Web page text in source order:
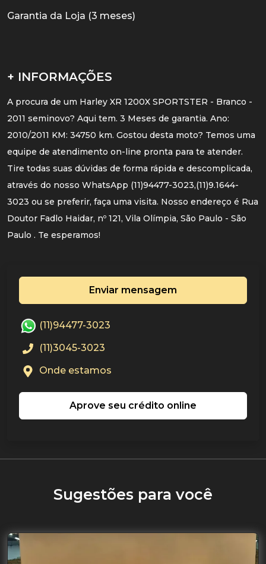
Garantia da Loja (3 meses)
+ INFORMAÇÕES
A procura de um Harley XR 1200X SPORTSTER - Branco -
2011 seminovo? Aqui tem. 3 Meses de garantia. Ano:
2010/2011 KM: 34750 km. Gostou desta moto? Temos uma
equipe de atendimento on-line pronta para te atender.
Tire todas suas dúvidas de forma rápida e descomplicada,
através do nosso WhatsApp (11)94477-3023,(11)9.1644-
3023 ou se preferir, faça uma visita. Nosso endereço é Rua
Doutor Fadlo Haidar, nº 121, Vila Olímpia, São Paulo - São
Paulo . Te esperamos!
Enviar mensagem
(11)94477-3023
(11)3045-3023
Onde estamos
Aprove seu crédito online
Sugestões para você